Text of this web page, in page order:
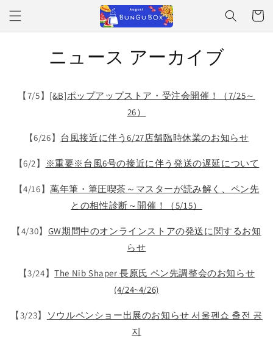
Skip to
content
Cart
ニュース アーカイブ
【7/5】 [&B]ポップアップストア・受注会開催！（7/25～
26）
【6/26】 台風接近に伴う6/27店舗臨時休業のお知らせ
【6/2】 ※重要※台風6号の接近に伴う発送の遅延について
【4/16】萬年筆・筆圧喫茶～マスターが読み解く、ペン先
との相性診断～開催！（5/15）
【4/30】 GW期間中のオンラインストアの発送に関するお知
らせ
【3/24】The Nib Shaper 長原氏 ペン先調整会のお知らせ
(4/24~4/26)
【3/23】
ソウルペンショー出展のお知らせ 서울펜쇼 출전 공
지